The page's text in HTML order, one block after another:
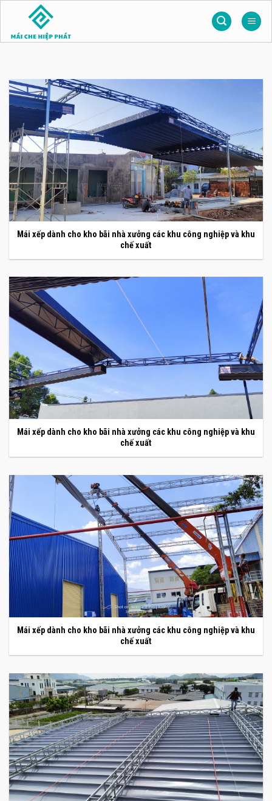
content
Mái xếp dành cho kho bãi nhà xưởng các khu công nghiệp và khu
chế xuất
Mái xếp dành cho kho bãi nhà xưởng các khu công nghiệp và khu
chế xuất
Mái xếp dành cho kho bãi nhà xưởng các khu công nghiệp và khu
chế xuất